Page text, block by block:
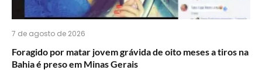
7 de agosto de 2026
Foragido por matar jovem grávida de oito meses a tiros na
Bahia é preso em Minas Gerais